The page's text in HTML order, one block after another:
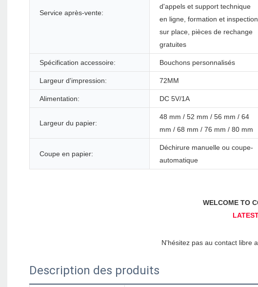
Service après-vente:
d'appels et support technique
en ligne, formation et inspection
sur place, pièces de rechange
gratuites
Spécification accessoire: Bouchons personnalisés
Largeur d'impression: 72MM
Alimentation: DC 5V/1A
Largeur du papier:
48 mm / 52 mm / 56 mm / 64
mm / 68 mm / 76 mm / 80 mm
Coupe en papier:
Déchirure manuelle ou coupe-
automatique
Description des produits